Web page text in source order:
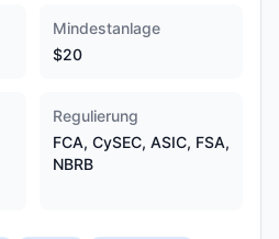
Mindestanlage
$20
Regulierung
FCA, CySEC, ASIC, FSA,
NBRB